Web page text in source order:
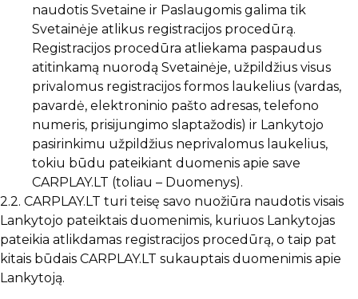
naudotis Svetaine ir Paslaugomis galima tik
Svetainėje atlikus registracijos procedūrą.
Registracijos procedūra atliekama paspaudus
atitinkamą nuorodą Svetainėje, užpildžius visus
privalomus registracijos formos laukelius (vardas,
pavardė, elektroninio pašto adresas, telefono
numeris, prisijungimo slaptažodis) ir Lankytojo
pasirinkimu užpildžius neprivalomus laukelius,
tokiu būdu pateikiant duomenis apie save
CARPLAY.LT (toliau – Duomenys).
2.2. CARPLAY.LT turi teisę savo nuožiūra naudotis visais
Lankytojo pateiktais duomenimis, kuriuos Lankytojas
pateikia atlikdamas registracijos procedūrą, o taip pat
kitais būdais CARPLAY.LT sukauptais duomenimis apie
Lankytoją.